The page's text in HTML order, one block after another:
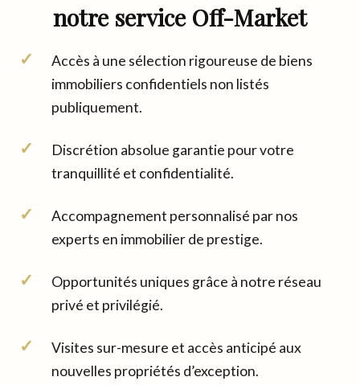
notre service Off-Market
Accès à une sélection rigoureuse de biens
immobiliers confidentiels non listés
publiquement.
Discrétion absolue garantie pour votre
tranquillité et confidentialité.
Accompagnement personnalisé par nos
experts en immobilier de prestige.
Opportunités uniques grâce à notre réseau
privé et privilégié.
Visites sur-mesure et accès anticipé aux
nouvelles propriétés d’exception.